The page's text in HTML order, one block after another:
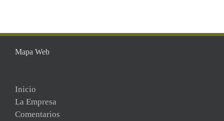
Mapa Web
Inicio
La Empresa
Comentarios